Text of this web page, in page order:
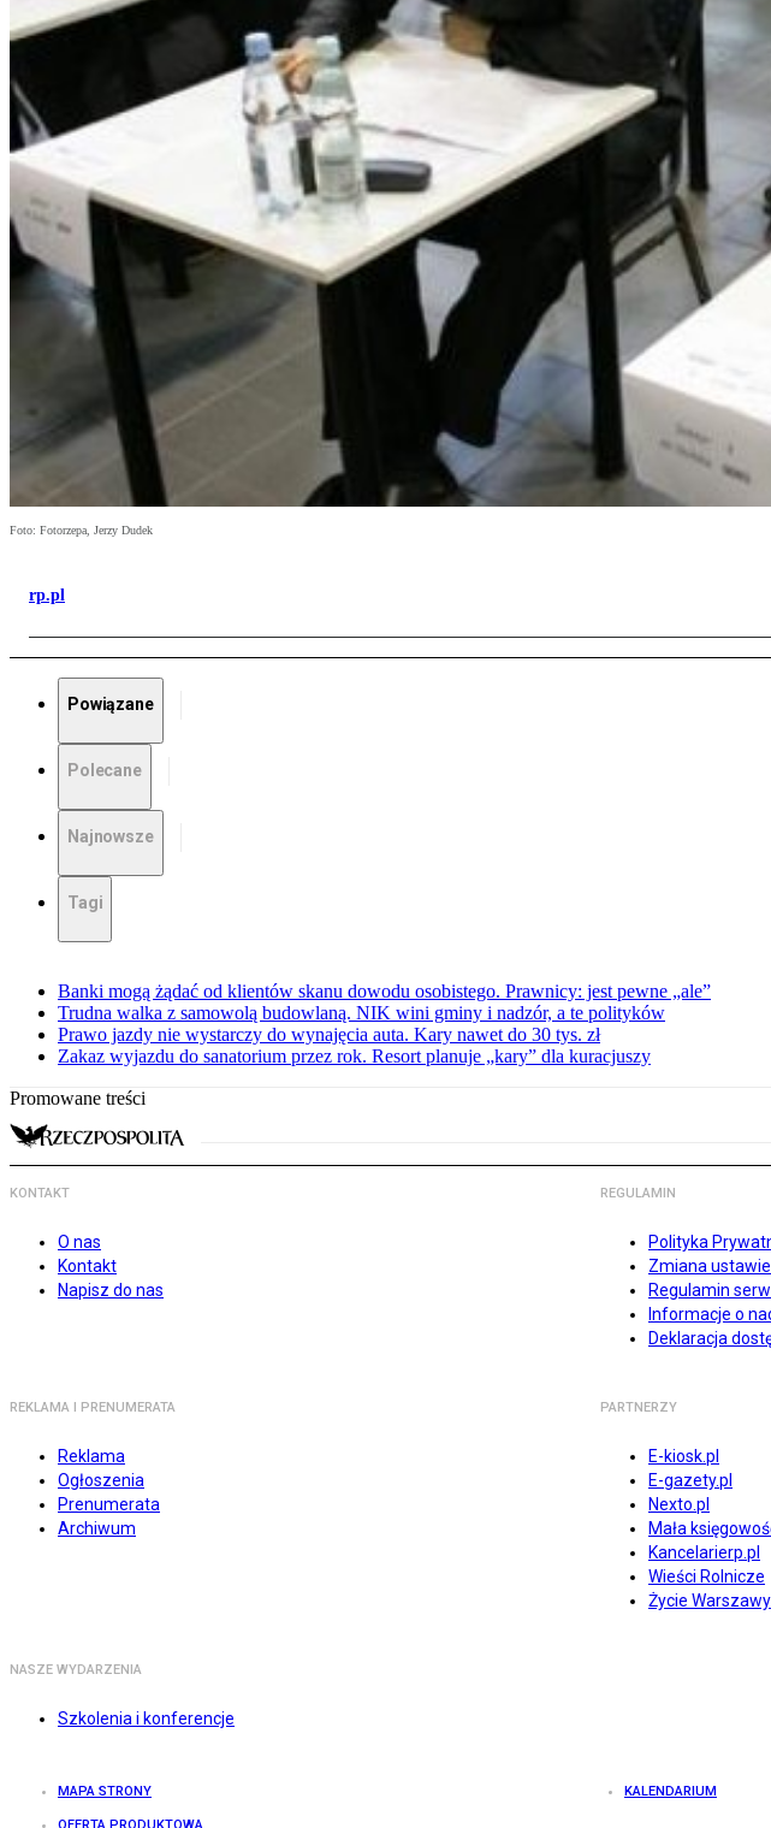
Foto: Fotorzepa, Jerzy Dudek
rp.pl
Powiązane
Polecane
Najnowsze
Tagi
Banki mogą żądać od klientów skanu dowodu osobistego. Prawnicy: jest pewne „ale”
Trudna walka z samowolą budowlaną. NIK wini gminy i nadzór, a te polityków
Prawo jazdy nie wystarczy do wynajęcia auta. Kary nawet do 30 tys. zł
Zakaz wyjazdu do sanatorium przez rok. Resort planuje „kary” dla kuracjuszy
Promowane treści
KONTAKT
O nas
Kontakt
Napisz do nas
REGULAMIN
Polityka
Zmiana
Regulamin
Informacje o
Deklaracja
REKLAMA I PRENUMERATA
Reklama
Ogłoszenia
Prenumerata
Archiwum
PARTNERZY
E-kiosk.pl
E-gazety.pl
Nexto.pl
Mała
Kancelarierp.pl
Wieści Rolnicze
Życie Warszawy
NASZE WYDARZENIA
Szkolenia i konferencje
MAPA STRONY KALENDARIUM